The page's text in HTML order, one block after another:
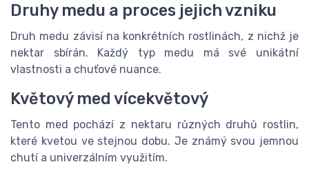
Druhy medu a proces jejich vzniku
Druh medu závisí na konkrétních rostlinách, z nichž je
nektar sbírán. Každý typ medu má své unikátní
vlastnosti a chuťové nuance.
Květový med vícekvětový
Tento med pochází z nektaru různých druhů rostlin,
které kvetou ve stejnou dobu. Je známý svou jemnou
chutí a univerzálním využitím.